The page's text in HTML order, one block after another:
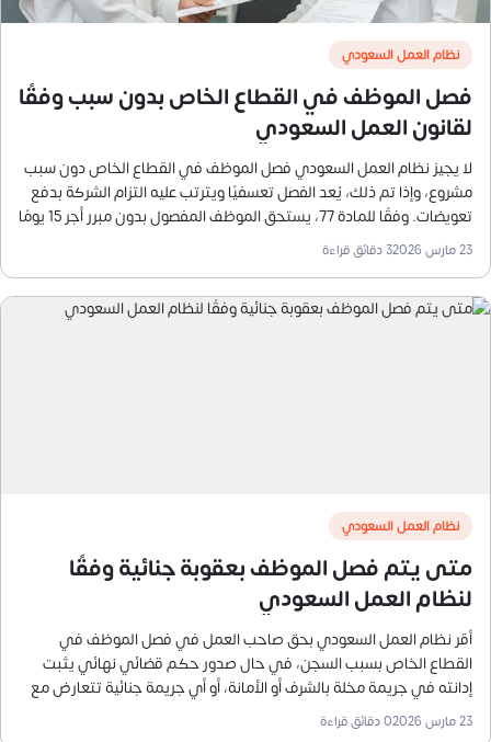
نظام العمل السعودي
فصل الموظف في القطاع الخاص بدون سبب وفقًا
لقانون العمل السعودي
لا يجيز نظام العمل السعودي فصل الموظف في القطاع الخاص دون سبب
مشروع، وإذا تم ذلك، يُعد الفصل تعسفيًا ويترتب عليه التزام الشركة بدفع
تعويضات. وفقًا للمادة 77، يستحق الموظف المفصول بدون مبرر أجر 15 يومًا
عن كل سنة من خدمته إذا كان عقده غير محدد المدة، أو أجر المدة المتبقية
إذا كان العقد محددًا
23 مارس 2026 3دقائق قراءة
نظام العمل السعودي
متى يتم فصل الموظف بعقوبة جنائية وفقًا
لنظام العمل السعودي
أقر نظام العمل السعودي بحق صاحب العمل في فصل الموظف في
القطاع الخاص بسبب السجن، في حال صدور حكم قضائي نهائي يثبت
إدانته في جريمة مخلة بالشرف أو الأمانة، أو أي جريمة جنائية تتعارض مع
طبيعة وظيفته.
23 مارس 2026 0دقائق قراءة